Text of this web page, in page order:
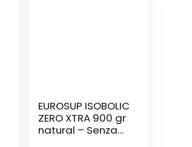
EUROSUP ISOBOLIC
ZERO XTRA 900 gr
natural – Senza